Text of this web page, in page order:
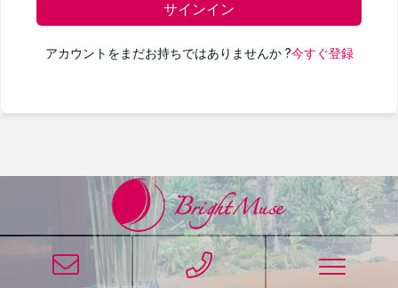
サインイン
アカウントをまだお持ちではありませんか ?今すぐ登録